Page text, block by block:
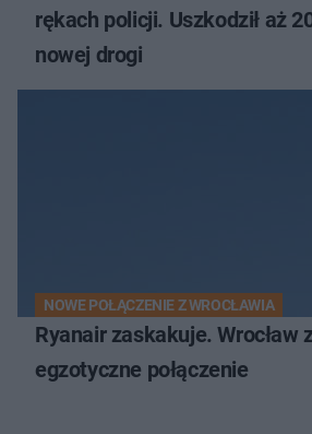
rękach policji. Uszkodził aż
nowej drogi
NOWE POŁĄCZENIE Z WROCŁAWIA
Ryanair zaskakuje. Wrocław
egzotyczne połączenie